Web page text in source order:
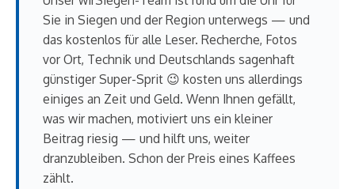
Hat Ihnen der Beitrag gefallen?
Unser wirSiegen-Team ist rund um die Uhr für
Sie in Siegen und der Region unterwegs — und
das kostenlos für alle Leser. Recherche, Fotos
vor Ort, Technik und Deutschlands sagenhaft
günstiger Super-Sprit 😉 kosten uns allerdings
einiges an Zeit und Geld. Wenn Ihnen gefällt,
was wir machen, motiviert uns ein kleiner
Beitrag riesig — und hilft uns, weiter